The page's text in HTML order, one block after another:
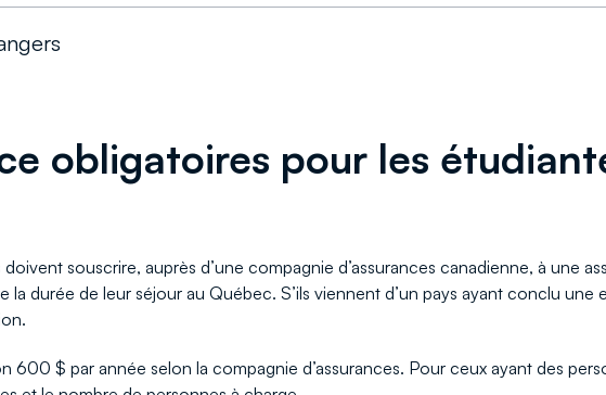
obligatoires pour les
souscrire, auprès d’une compagnie d’assurances canadienne, à une
durée de leur séjour au Québec. S’ils viennent d’un pays ayant conclu une
600 $ par année selon la compagnie d’assurances. Pour ceux ayant des